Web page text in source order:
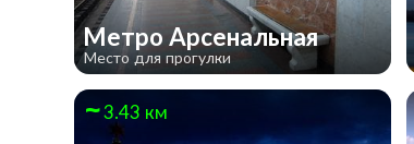
Метро Арсенальная
Место для прогулки
3.43 км